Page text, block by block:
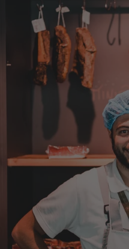
Christa
Verifizierter
Der Schinken
Bergkräuter.
einzelne Teile
Pakete. Bin
Verifizierter
Tolles